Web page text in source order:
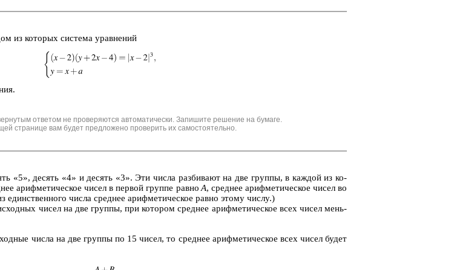
из ко­то­рых си­сте­ма урав­не­ний
ответом не проверяются автоматически. Запишите решение на бумаге.
странице вам будет предложено проверить их самостоятельно.
«5», де­сять «4» и де­сять «3». Эти числа раз­би­ва­ют на две груп­пы, в каж­дой из ко­
ариф­ме­ти­че­ское чисел в пер­вой груп­пе равно А, сред­нее ариф­ме­ти­че­ское чисел во
един­ствен­но­го числа сред­нее ариф­ме­ти­че­ское равно этому числу.)
чисел на две груп­пы, при ко­то­ром сред­нее ариф­ме­ти­че­ское всех чисел мень­
числа на две груп­пы по 15 чисел, то сред­нее ариф­ме­ти­че­ское всех чисел будет